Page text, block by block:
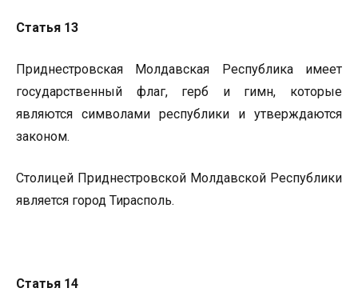
Статья 13
Приднестровская Молдавская Республика имеет
государственный флаг, герб и гимн, которые
являются символами республики и утверждаются
законом.
Столицей Приднестровской Молдавской Республики
является город Тирасполь.
Статья 14